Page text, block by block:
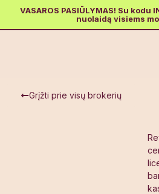
VASAROS PASIŪLYMAS! Su kodu
nuolaidą visiems
Grįžti prie visų brokerių